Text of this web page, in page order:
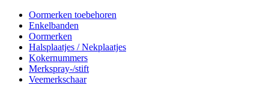
Oormerken toebehoren
Enkelbanden
Oormerken
Halsplaatjes / Nekplaatjes
Kokernummers
Merkspray-/stift
Veemerkschaar